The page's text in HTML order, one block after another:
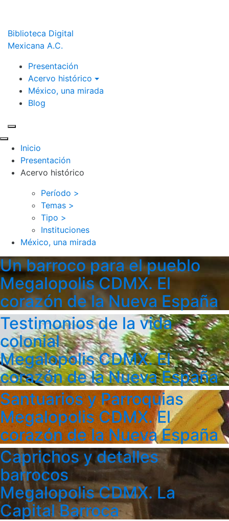
Biblioteca Digital
Mexicana A.C.
Presentación
Acervo histórico
México, una mirada
Blog
Inicio
Presentación
Acervo histórico
Período >
Temas >
Tipo >
Instituciones
México, una mirada
Un barroco para el pueblo
Megalopolis CDMX. El
corazón de la Nueva España
Testimonios de la vida
colonial
Megalopolis CDMX. El
corazón de la Nueva España
Santuarios y Parroquias
Megalopolis CDMX. El
corazón de la Nueva España
Caprichos y detalles
barrocos
Megalopolis CDMX. La
Capital Barroca